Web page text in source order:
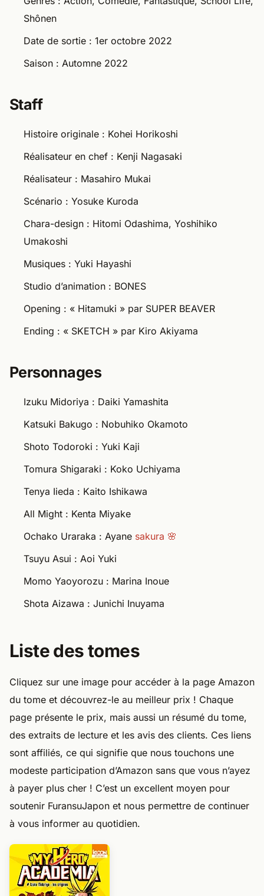
Date de sortie : 1er octobre 2022
Saison : Automne 2022
Histoire originale : Kohei Horikoshi
Réalisateur en chef : Kenji Nagasaki
Réalisateur : Masahiro Mukai
Scénario : Yosuke Kuroda
Chara-design : Hitomi Odashima, Yoshihiko
Musiques : Yuki Hayashi
Studio d’animation : BONES
Opening : « Hitamuki » par SUPER BEAVER
Ending : « SKETCH » par Kiro Akiyama
Izuku Midoriya : Daiki Yamashita
Katsuki Bakugo : Nobuhiko Okamoto
Shoto Todoroki : Yuki Kaji
Tomura Shigaraki : Koko Uchiyama
Tenya Iieda : Kaito Ishikawa
All Might : Kenta Miyake
Ochako Uraraka : Ayane
Tsuyu Asui : Aoi Yuki
Momo Yaoyorozu : Marina Inoue
Shota Aizawa : Junichi Inuyama
Cliquez sur une image pour accéder à la page Amazon
page présente le prix, mais aussi un résumé du tome,
des extraits de lecture et les avis des clients. Ces liens
sont affiliés, ce qui signifie que nous touchons une
à payer plus cher ! C’est un excellent moyen pour
soutenir FuransuJapon et nous permettre de continuer
à vous informer au quotidien.